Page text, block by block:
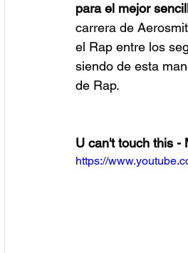
para el mejor
carrera de
el Rap entre los
siendo de esta
de Rap.
U can't touch this -
https://